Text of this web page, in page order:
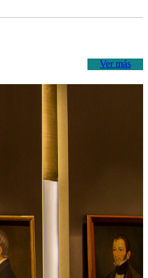
Ver más